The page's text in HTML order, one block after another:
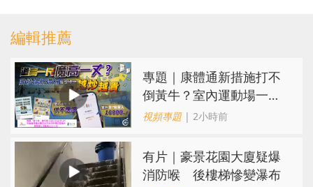
編輯推薦
專題｜康體通新措施打不
倒黃牛？室內運動場一場
難求越炒越貴
視頻專題| 2小時前
有片｜豪景花園大廈疑爆
消防喉 後樓梯慘變瀑布